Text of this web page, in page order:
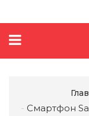
Смартфон